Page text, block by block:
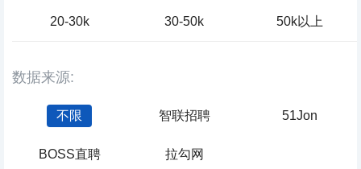
20-30k 30-50k 50k以上
数据来源:
不限 智联招聘 51Jon
BOSS直聘 拉勾网